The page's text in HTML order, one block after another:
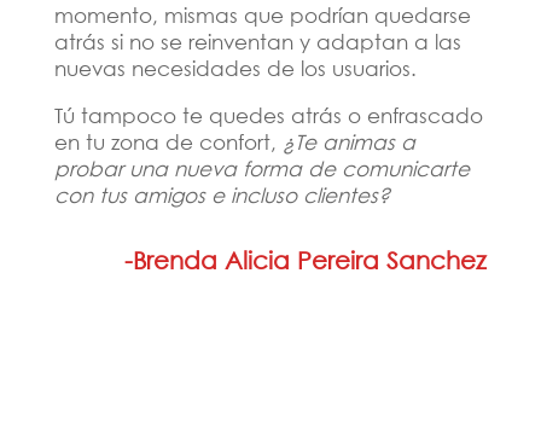
momento, mismas que podrían quedarse
atrás si no se reinventan y adaptan a las
nuevas necesidades de los usuarios.
Tú tampoco te quedes atrás o enfrascado
en tu zona de confort, ¿Te animas a
probar una nueva forma de comunicarte
con tus amigos e incluso clientes?
-Brenda Alicia Pereira Sanchez